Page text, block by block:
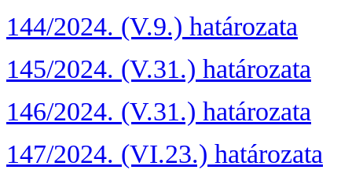
144/2024. (V.9.) határozata
145/2024. (V.31.) határozata
146/2024. (V.31.) határozata
147/2024. (VI.23.) határozata